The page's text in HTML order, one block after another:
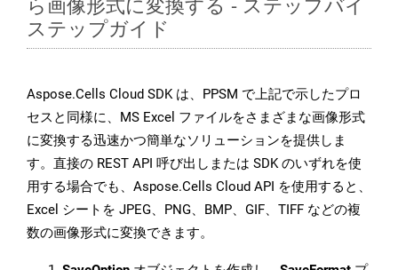
ステップガイド
Aspose.Cells Cloud SDK は、PPSM で上記で示したプロ
セスと同様に、MS Excel ファイルをさまざまな画像形式
に変換する迅速かつ簡単なソリューションを提供しま
す。直接の REST API 呼び出しまたは SDK のいずれを使
用する場合でも、Aspose.Cells Cloud API を使用すると、
Excel シートを JPEG、PNG、BMP、GIF、TIFF などの複
数の画像形式に変換できます。